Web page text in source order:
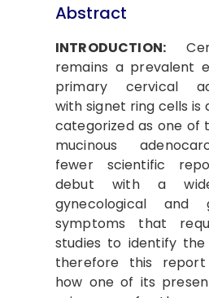
Abstract
INTRODUCTION:
remains a prevalent
primary cervical
with signet ring cells is
categorized as one of
mucinous
fewer scientific
debut with a
gynecological and
symptoms that
studies to identify
therefore this report
how one of its